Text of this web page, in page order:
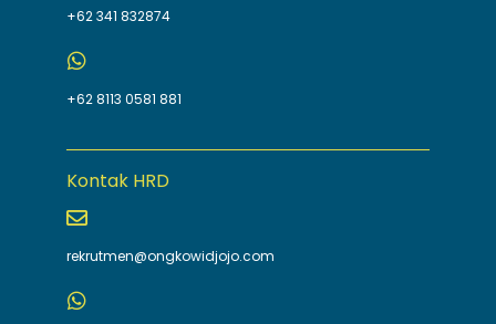
+62 341 832874
+62 8113 0581 881
Kontak HRD
rekrutmen@ongkowidjojo.com